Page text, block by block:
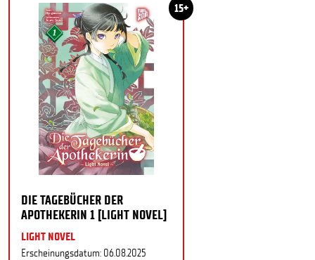
15+
DIE TAGEBÜCHER DER
APOTHEKERIN 1 [LIGHT NOVEL]
LIGHT NOVEL
Erscheinungsdatum: 06.08.2025